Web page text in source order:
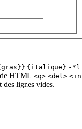
{italique} -
HTML <q> <del>
des lignes vides.